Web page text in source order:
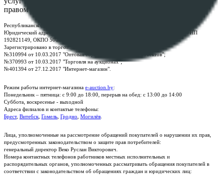
правом
Республиканское унитарное предприятие по оказанию услуг "БелЮрОбеспечение"
Юридический адрес: г. Минск, пр-т. Дзержинского, 1Б, e-mail:
, УНП
192821149, ОКПО 500111895000
Зарегистрировано в торговом реестре Республики Беларусь:
№310994 от 10.03.2017 "Оптовая торговля без торговых объектов";
№370993 от 10.03.2017 "Торговля на аукционах";
№401394 от 27.12.2017 "Интернет-магазин".
Режим работы интернет-магазина e-auction.by:
Понедельник – пятница: с 9:00 до 18:00, перерыв на обед: с 13:00 до 14:00
Суббота, воскресенье - выходной
Адреса филиалов и контактые телефоны:
Брест, Витебск Гомель Гродно Могилёв
Лица, уполномоченные на рассмотрение обращений покупателей о нарушении их прав,
предусмотренных законодательством о защите прав потребителей:
генеральный директор Веко Руслан Викторович.
Номера контактных телефонов работников местных исполнительных и
распорядительных органов, уполномоченных рассматривать обращения покупателей в
соответствии с законодательством об обращениях граждан и юридических лиц: